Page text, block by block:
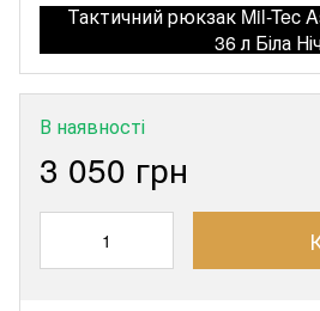
Тактичний рюкзак Mil-Tec
36 л Біла
В наявності
3 050 грн